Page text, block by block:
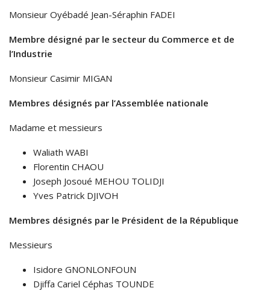
Monsieur Oyébadé Jean-Séraphin FADEI
Membre désigné par le secteur du Commerce et de
l’Industrie
Monsieur Casimir MIGAN
Membres désignés par l’Assemblée nationale
Madame et messieurs
Waliath WABI
Florentin CHAOU
Joseph Josoué MEHOU TOLIDJI
Yves Patrick DJIVOH
Membres désignés par le Président de la République
Messieurs
Isidore GNONLONFOUN
Djiffa Cariel Céphas TOUNDE